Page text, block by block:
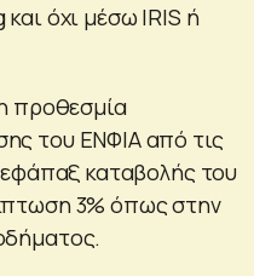
όχι μέσω IRIS ή
προθεσμία
του ΕΝΦΙΑ από τις
καταβολής του
3% όπως στην